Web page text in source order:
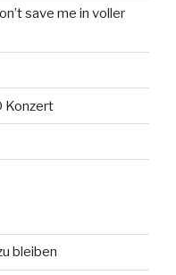
save me in voller
Konzert
bleiben